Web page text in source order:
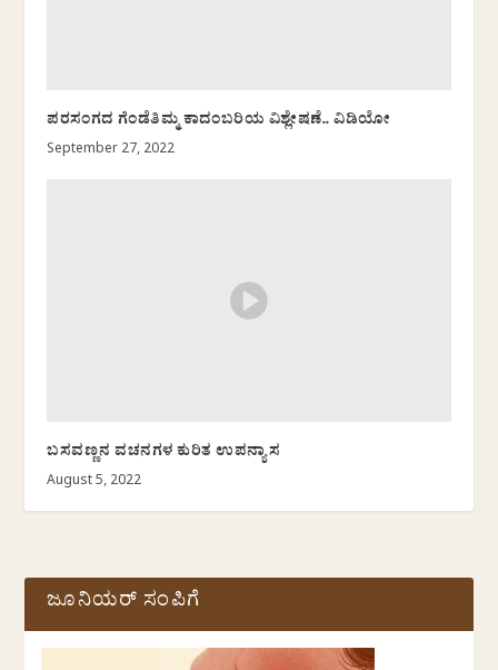
ಪರಸಂಗದ ಗೆಂಡೆತಿಮ್ಮ ಕಾದಂಬರಿಯ ವಿಶ್ಲೇಷಣೆ.. ವಿಡಿಯೋ
September 27, 2022
ಬಸವಣ್ಣನ ವಚನಗಳ ಕುರಿತ ಉಪನ್ಯಾಸ
August 5, 2022
ಜೂನಿಯರ್ ಸಂಪಿಗೆ